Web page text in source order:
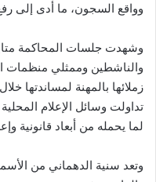
وواقع السجون، ما أدى إلى
وشهدت جلسات المحاكمة
والناشطين وممثلي منظمات
زملائها بالمهنة لمساندتها
تداولت وسائل الإعلام
لما يحمله من أبعاد قانونية
وتعد سنية الدهماني من